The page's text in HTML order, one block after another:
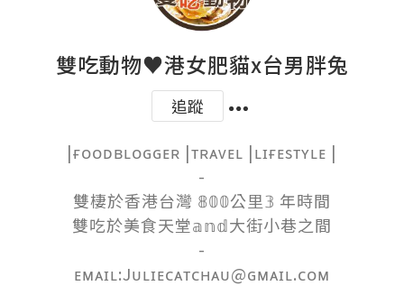
雙吃動物♥港女肥貓x台男胖兔
追蹤
|ғᴏᴏᴅʙʟᴏɢɢᴇʀ |ᴛʀᴀᴠᴇʟ |ʟɪғᴇsᴛʏʟᴇ |
-
雙棲於香港台灣 𝟠𝟘𝟘公里𝟛 年時間
雙吃於美食天堂𝕒𝕟𝕕大街小巷之間
-
ᴇᴍᴀɪʟ:Jᴜʟɪᴇᴄᴀᴛᴄʜᴀᴜ@ɢᴍᴀɪʟ.ᴄᴏᴍ